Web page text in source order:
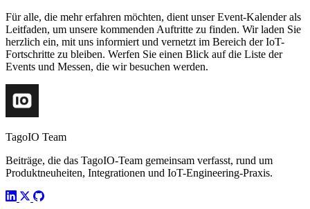
Für alle, die mehr erfahren möchten, dient unser Event-Kalender als
Leitfaden, um unsere kommenden Auftritte zu finden. Wir laden Sie
herzlich ein, mit uns informiert und vernetzt im Bereich der IoT-
Fortschritte zu bleiben. Werfen Sie einen Blick auf die Liste der
Events und Messen, die wir besuchen werden.
TagoIO Team
Beiträge, die das TagoIO-Team gemeinsam verfasst, rund um
Produktneuheiten, Integrationen und IoT-Engineering-Praxis.